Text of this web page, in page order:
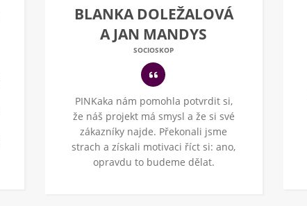
BLANKA DOLEŽALOVÁ
A JAN MANDYS
SOCIOSKOP
PINKaka nám pomohla potvrdit si,
že náš projekt má smysl a že si své
zákazníky najde. Překonali jsme
strach a získali motivaci říct si: ano,
opravdu to budeme dělat.